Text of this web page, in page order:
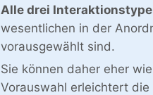
Alle drei
wesentlichen in der
vorausgewählt sind.
Sie können daher eher
Vorauswahl erleichtert